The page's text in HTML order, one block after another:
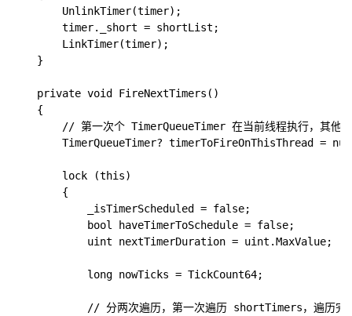
        UnlinkTimer(timer);
        timer._short = shortList;
        LinkTimer(timer);
    }
    private void FireNextTimers()
    {
// 第一次个 TimerQueueTimer 在当前线程执行，其他
TimerQueueTimer? timerToFireOnThisThread =
        lock (this)
        {
            _isTimerScheduled = false;
            bool haveTimerToSchedule = false;
            uint nextTimerDuration = uint.MaxValue;
            long nowTicks = TickCount64;
// 分两次遍历，第一次遍历 shortTimers，遍历